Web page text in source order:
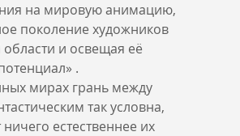
на мировую анимацию,
поколение художников
области и освещая её
.
мирах грань между
так условна,
естественнее их